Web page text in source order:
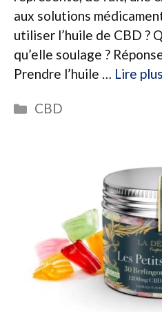
aux solutions
utiliser l’huile de CBD ?
qu’elle soulage ?
Prendre l’huile … Lire plus
Catégories
CBD